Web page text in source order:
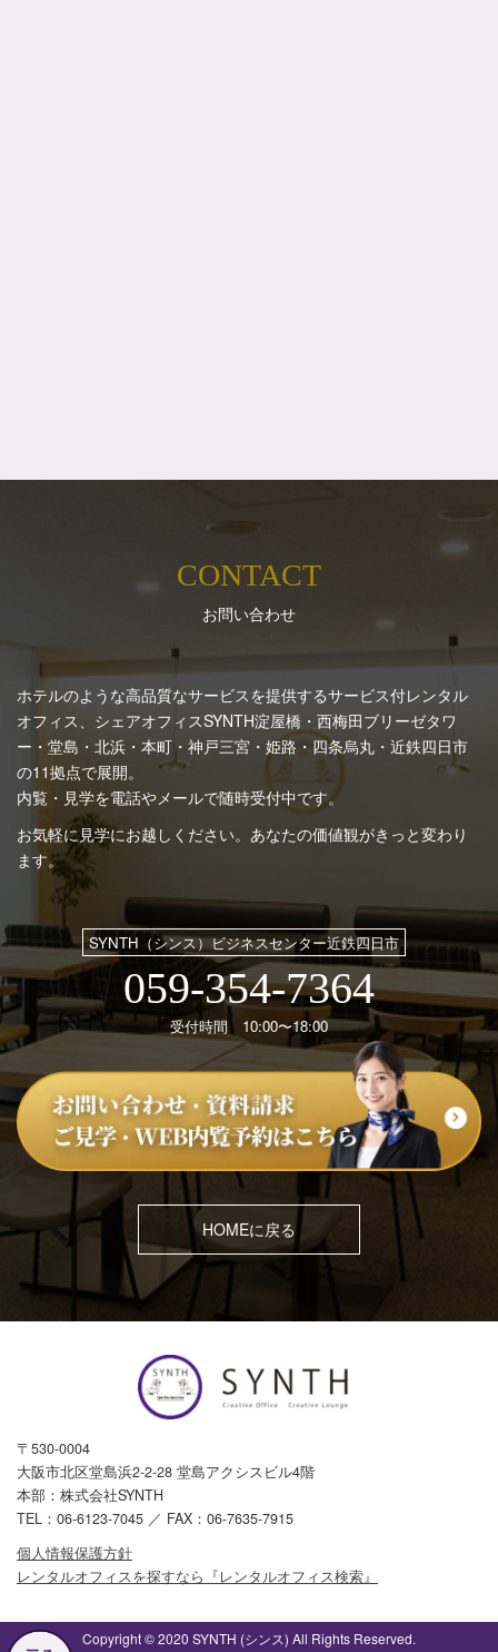
CONTACT
お問い合わせ
ホテルのような高品質なサービスを提供するサービス付レンタル
オフィス、シェアオフィスSYNTH淀屋橋・西梅田ブリーゼタワ
ー・堂島・北浜・本町・神戸三宮・姫路・四条烏丸・近鉄四日市
の11拠点で展開。
内覧・見学を電話やメールで随時受付中です。
お気軽に見学にお越しください。あなたの価値観がきっと変わり
ます。
SYNTH（シンス）ビジネスセンター近鉄四日市
059-354-7364
受付時間 10:00〜18:00
HOMEに戻る
〒530-0004
大阪市北区堂島浜2-2-28 堂島アクシスビル4階
本部：株式会社SYNTH
TEL： 06-6123-7045 ／ FAX：06-7635-7915
個人情報保護方針
レンタルオフィスを探すなら『レンタルオフィス検索』
Copyright © 2020 SYNTH (シンス) All Rights Reserved.